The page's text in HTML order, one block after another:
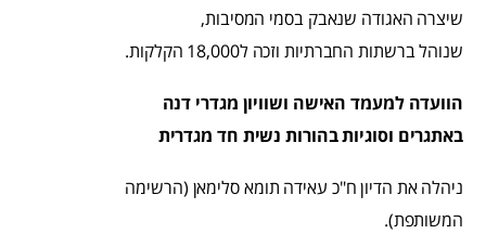
שיצרה האגודה שנאבק בסמי המסיבות,
שנוהל ברשתות החברתיות וזכה ל18,000 הקלקות.
הוועדה למעמד האישה ושוויון מגדרי דנה
באתגרים וסוגיות בהורות נשית חד מגדרית
ניהלה את הדיון ח"כ עאידה תומא סלימאן (הרשימה
המשותפת).